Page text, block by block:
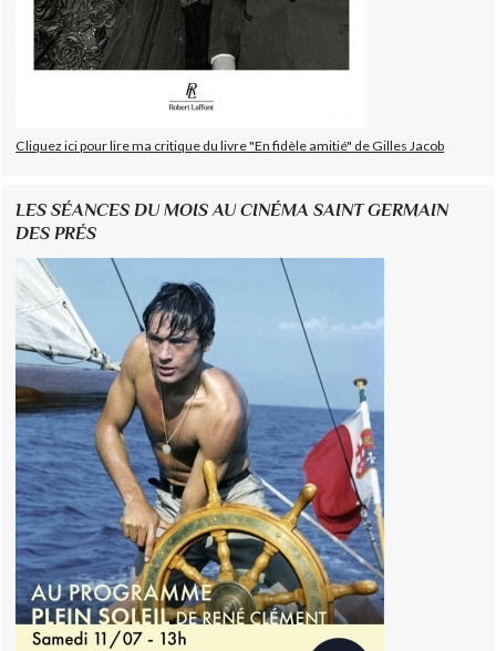
Cliquez ici pour lire ma critique du livre "En fidèle amitié" de Gilles Jacob
LES SÉANCES DU MOIS AU CINÉMA SAINT GERMAIN
DES PRÉS